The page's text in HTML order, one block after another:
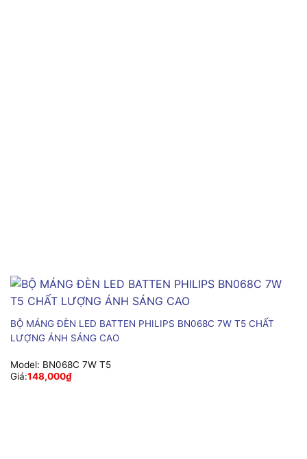
BỘ MÁNG ĐÈN LED BATTEN PHILIPS BN068C 7W T5 CHẤT
LƯỢNG ÁNH SÁNG CAO
Model: BN068C 7W T5
Giá:148,000₫